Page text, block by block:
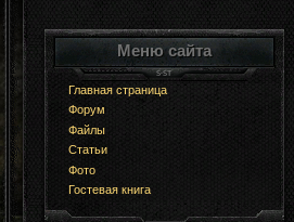
Меню сайта
Главная страница
Форум
Файлы
Статьи
Фото
Гостевая книга